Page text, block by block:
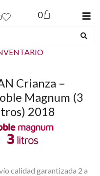
0
Crianza –
Magnum (3
2018
calidad garantizada 2 a